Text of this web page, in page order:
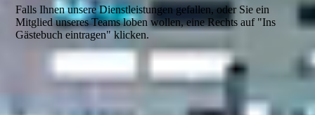
Falls Ihnen unsere Dienstleistungen gefallen, oder Sie ein
Mitglied unseres Teams loben wollen, eine Rechts auf "Ins
Gästebuch eintragen" klicken.